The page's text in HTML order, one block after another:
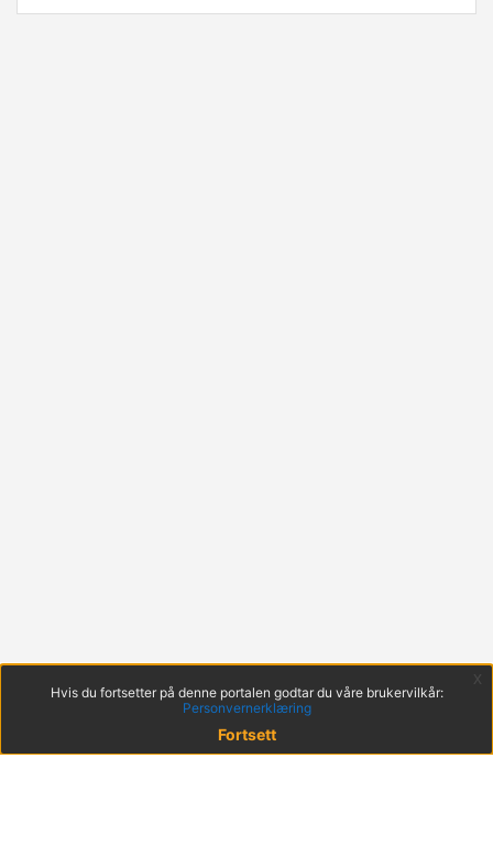
Hvis du fortsetter på denne portalen godtar du våre brukervilkår:
Personvernerklæring
Fortsett
x